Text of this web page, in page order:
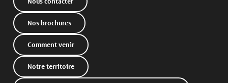
Nos brochures
Comment venir
Notre territoire